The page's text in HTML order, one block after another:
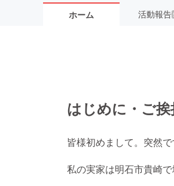
ホーム 活動報告
はじめに・ご挨
皆様初めまして。突然
私の実家は明石市貴崎で